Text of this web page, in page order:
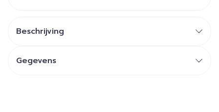
Beschrijving
Gegevens